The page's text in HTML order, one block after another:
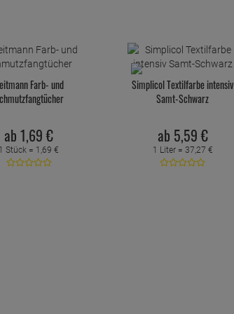
Farb- und
ab 1,69 €
Stück = 1,69 €
Simplicol Textilfarbe intensiv
Samt-Schwarz
ab 5,59 €
1 Liter = 37,27 €